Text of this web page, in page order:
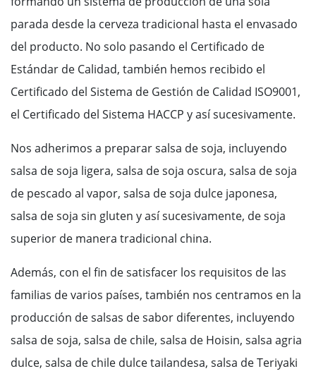
parada desde la cerveza tradicional hasta el envasado
del producto. No solo pasando el Certificado de
Estándar de Calidad, también hemos recibido el
Certificado del Sistema de Gestión de Calidad ISO9001,
el Certificado del Sistema HACCP y así sucesivamente.
Nos adherimos a preparar salsa de soja, incluyendo
salsa de soja ligera, salsa de soja oscura, salsa de soja
de pescado al vapor, salsa de soja dulce japonesa,
salsa de soja sin gluten y así sucesivamente, de soja
superior de manera tradicional china.
Además, con el fin de satisfacer los requisitos de las
familias de varios países, también nos centramos en la
producción de salsas de sabor diferentes, incluyendo
salsa de soja, salsa de chile, salsa de Hoisin, salsa agria
dulce, salsa de chile dulce tailandesa, salsa de Teriyaki